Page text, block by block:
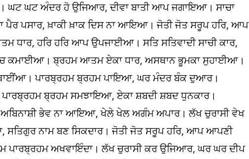
ਘਟ ਅੰਦਰ ਹੋ ਉਜਿਆਰ, ਦੀਵਾ ਬਾਤੀ ਆਪ ਜਗਾਇਆ। ਸਾਚਾ
ਪਸਾਰ, ਖ਼ਾਕੀ ਖ਼ਾਕ ਦਿਸ ਨਾ ਆਇਆ। ਜੋਤੀ ਜੋਤ ਸਰੂਪ ਹਰਿ, ਆਪ
ਹਰਿ ਹਰਿ ਆਪ ਉਪਜਾਈਆ। ਸਤਿ ਸਤਿਵਾਦੀ ਸਾਚੀ ਕਾਰ,
ਕਮਾਈਆ। ਬ੍ਰਹਮ ਆਤਮ ਏਕਾ ਧਾਰ, ਅਸਥਾਨ ਭੂਮਕਾ ਸੁਹਾਈਆ।
ਪਾਰਬ੍ਰਹਮ ਬ੍ਰਹਮ ਪਾਇਆ, ਘਰ ਮੰਦਰ ਬੰਕ ਦੁਆਰ।
ਬ੍ਰਹਮ ਸਮਝਾਇਆ, ਏਕਾ ਸ਼ਬਦੀ ਸ਼ਬਦ ਧੁਨਕਾਰ।
ਭੇਵ ਨਾ ਆਇਆ, ਖੇਲੇ ਖੇਲ ਅਗੰਮ ਅਪਾਰ। ਲੱਖ ਚੁਰਾਸੀ ਵੇਖ
ਨਾਮ ਬਣ ਸਿਕਦਾਰ। ਜੋਤੀ ਜੋਤ ਸਰੂਪ ਹਰਿ, ਆਪ ਆਪਣੀ
ਪਾਰਬ੍ਰਹਮ ਅਖਵਾਇੰਦਾ। ਲੱਖ ਚੁਰਾਸੀ ਕਰ ਉਜਿਆਰ, ਘਰ ਘਰ ਦੀਪ